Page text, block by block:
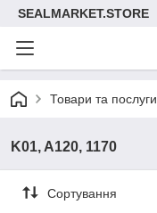
SEALMARKET.STORE
Товари та послуги
K01, A120, 1170
Сортування